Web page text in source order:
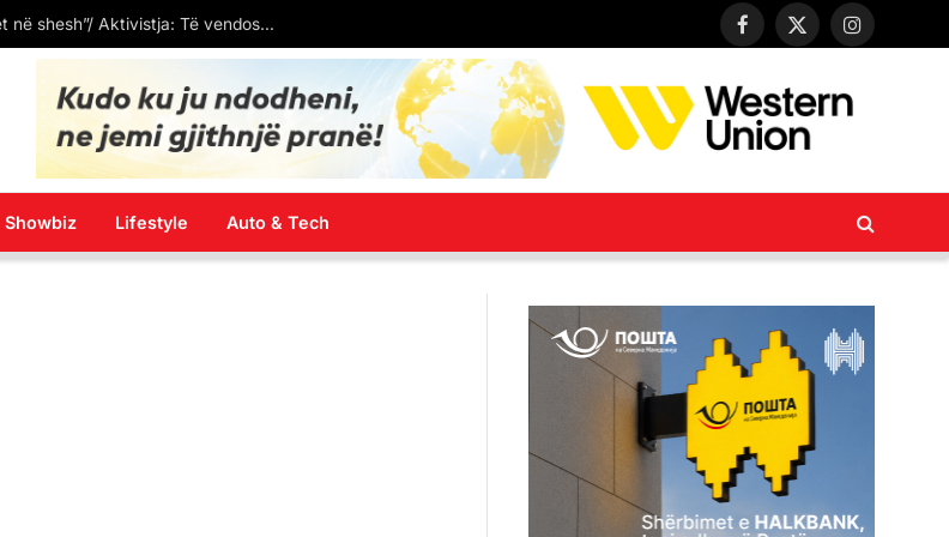
Arbër Ademi: Heqja e tabelave në gjuhën shqipe në vendkalimet kufitare është shkelje e ligjit dhe diskriminim institucional
Facebook
X
Instagram
Showbiz Lifestyle Auto & Tech